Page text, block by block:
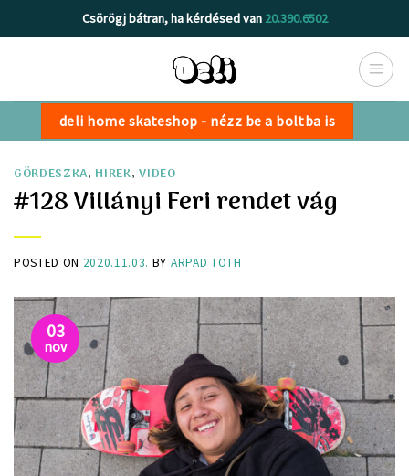
to
Csörögj bátran, ha kérdésed van 20.390.6502
deli home skateshop - nézz be a boltba is
GÖRDESZKA, HIREK,VIDEO
#128 Villányi Feri rendet vág
POSTED ON 2020.11.03. BY ARPAD TOTH
03
nov